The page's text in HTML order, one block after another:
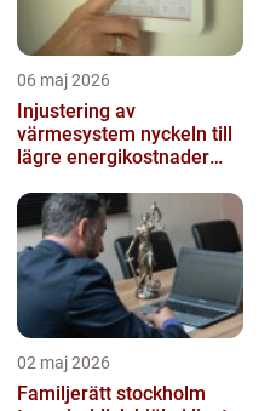
06 maj 2026
Injustering av
värmesystem nyckeln till
lägre energikostnader
inomhusklimat
02 maj 2026
Familjerätt stockholm